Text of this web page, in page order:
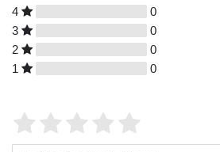
4
0
3
0
2
0
1
0